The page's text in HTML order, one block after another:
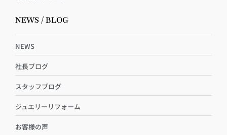
NEWS / BLOG
NEWS
社長ブログ
スタッフブログ
ジュエリーリフォーム
お客様の声